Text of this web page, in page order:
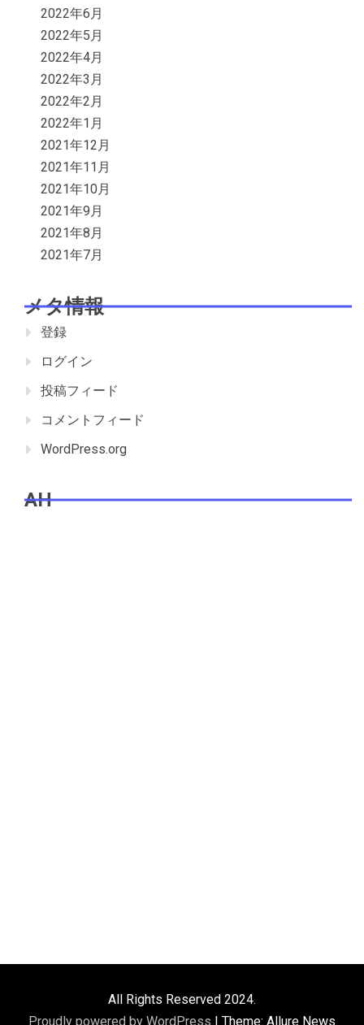
2022年6月
2022年5月
2022年4月
2022年3月
2022年2月
2022年1月
2021年12月
2021年11月
2021年10月
2021年9月
2021年8月
2021年7月
メタ情報
登録
ログイン
投稿フィード
コメントフィード
WordPress.org
AH
All Rights Reserved 2024.
Proudly powered by WordPress | Theme: Allure News